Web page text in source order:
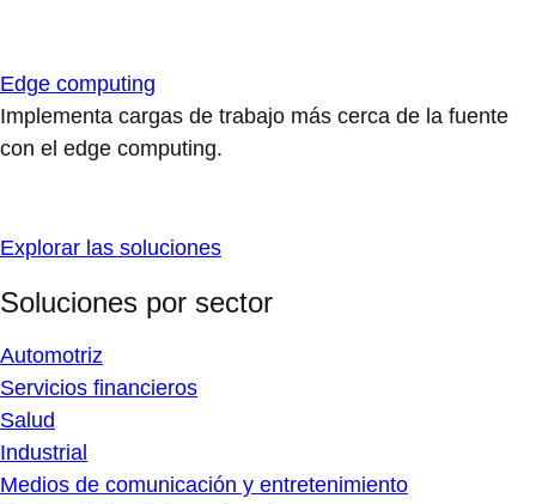
Edge computing
Implementa cargas de trabajo más cerca de la fuente
con el edge computing.
Explorar las soluciones
Soluciones por sector
Automotriz
Servicios financieros
Salud
Industrial
Medios de comunicación y entretenimiento